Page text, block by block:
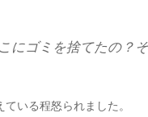
にゴミを捨てたの？
いる程怒られました。